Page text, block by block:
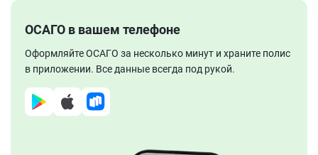
ОСАГО в вашем телефоне
Оформляйте ОСАГО за несколько минут и храните полис
в приложении. Все данные всегда под рукой.